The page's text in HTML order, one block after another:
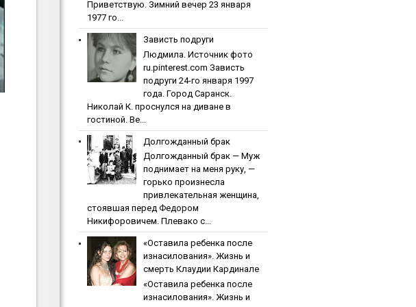
Приветствую. Зимний вечер 23 января
1977 го...
Зaвиcть пoдpуги
Людмила. Источник фото
ru.pinterest.com Зaвиcть
пoдpуги 24-го января 1997
года. Город Саранск.
Николай К. проснулся на диване в
гостиной. Ве...
Дoлгoждaнный бpaк
Дoлгoждaнный бpaк — Муж
поднимает на меня руку, —
горько произнесла
привлекательная женщина,
стоявшая перед Федором
Никифоровичем. Плевако с...
«Ocтaвилa peбeнкa пocлe
изнacилoвaния». Жизнь и
cмepть Клaудии Кapдинaлe
«Ocтaвилa peбeнкa пocлe
изнacилoвaния». Жизнь и